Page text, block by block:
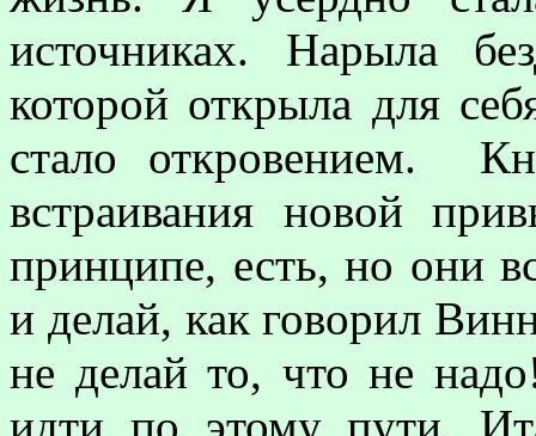
источниках. Нарыла
которой открыла для
стало откровением.
встраивания новой
принципе, есть, но они
и делай, как говорил
не делай то, что не